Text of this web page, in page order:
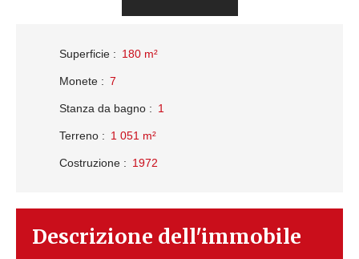
Superficie : 180 m²
Monete : 7
Stanza da bagno : 1
Terreno : 1 051 m²
Costruzione : 1972
Descrizione dell'immobile